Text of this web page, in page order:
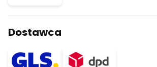
Dostawca